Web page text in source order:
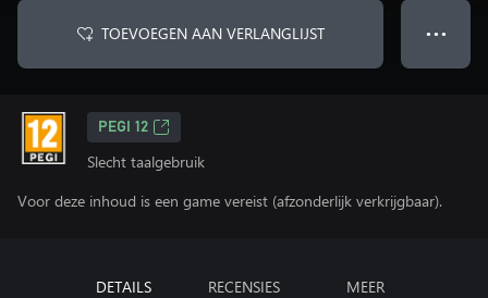
TOEVOEGEN AAN VERLANGLIJST ● ● ●
PEGI 12
Slecht taalgebruik
Voor deze inhoud is een game vereist (afzonderlijk verkrijgbaar).
DETAILS RECENSIES MEER